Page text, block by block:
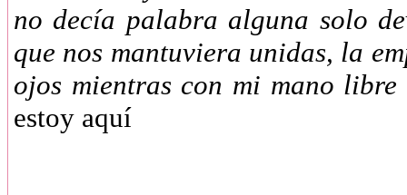
no decía palabra alguna solo
que nos mantuviera unidas, la
ojos mientras con mi mano
estoy aquí